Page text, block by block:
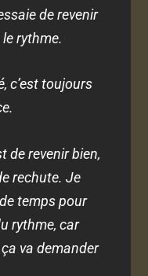
de revenir
rythme.
c’est toujours
de revenir bien,
rechute. Je
temps pour
rythme, car
va demander